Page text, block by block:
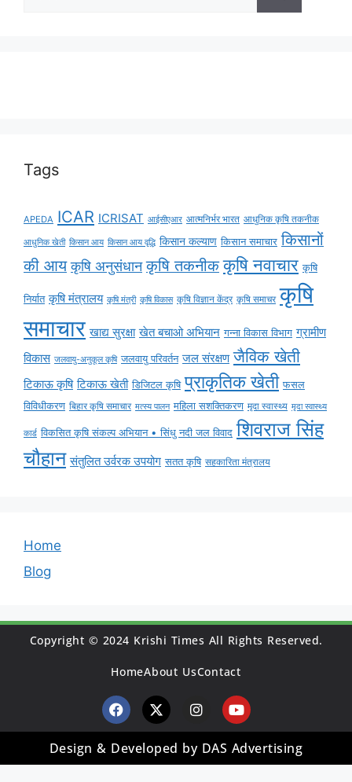
Tags
APEDA ICAR ICRISAT आईसीएआर आत्मनिर्भर भारत आधुनिक कृषि तकनीक
आधुनिक खेती किसान आय किसान आय वृद्धि किसान कल्याण किसान समाचार किसानों
की आय कृषि अनुसंधान कृषि तकनीक कृषि नवाचार कृषि
निर्यात कृषि मंत्रालय कृषि मंत्री कृषि विकास कृषि विज्ञान केंद्र कृषि समाचर कृषि
समाचार खाद्य सुरक्षा खेत बचाओ अभियान गन्ना विकास विभाग ग्रामीण
विकास जलवायु-अनुकूल कृषि जलवायु परिवर्तन जल संरक्षण जैविक खेती
टिकाऊ कृषि टिकाऊ खेती डिजिटल कृषि प्राकृतिक खेती फसल
विविधीकरण बिहार कृषि समाचार मत्स्य पालन महिला सशक्तिकरण मृदा स्वास्थ्य मृदा स्वास्थ्य
कार्ड विकसित कृषि संकल्प अभियान • सिंधु नदी जल विवाद शिवराज सिंह
चौहान संतुलित उर्वरक उपयोग सतत कृषि सहकारिता मंत्रालय
Home
Blog
Copyright © 2024 Krishi Times All Rights Reserved.
HomeAbout UsContact
Design & Developed by DAS Advertising